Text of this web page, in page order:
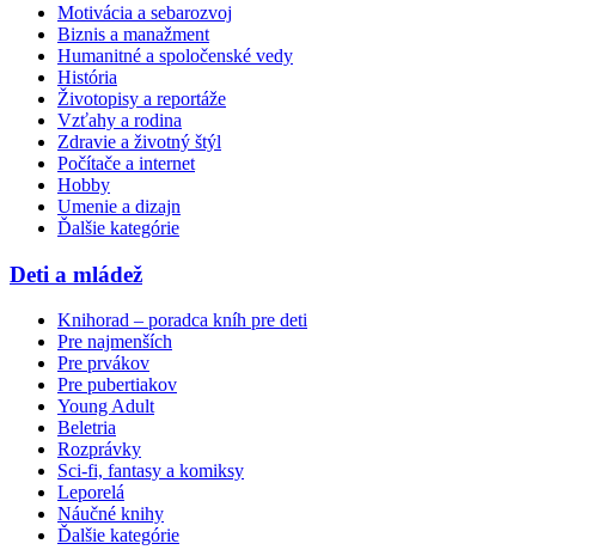
Motivácia a sebarozvoj
Biznis a manažment
Humanitné a spoločenské vedy
História
Životopisy a reportáže
Vzťahy a rodina
Zdravie a životný štýl
Počítače a internet
Hobby
Umenie a dizajn
Ďalšie kategórie
Deti a mládež
Knihorad – poradca kníh pre deti
Pre najmenších
Pre prvákov
Pre pubertiakov
Young Adult
Beletria
Rozprávky
Sci-fi, fantasy a komiksy
Leporelá
Náučné knihy
Ďalšie kategórie